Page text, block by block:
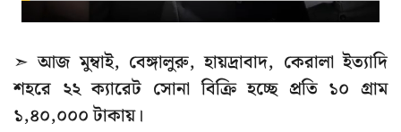
➣ আজ মুম্বাই, বেঙ্গালুরু, হায়দ্রাবাদ, কেরালা ইত্যাদি
শহরে ২২ ক্যারেট সোনা বিক্রি হচ্ছে প্রতি ১০ গ্রাম
১,৪০,০০০ টাকায়।